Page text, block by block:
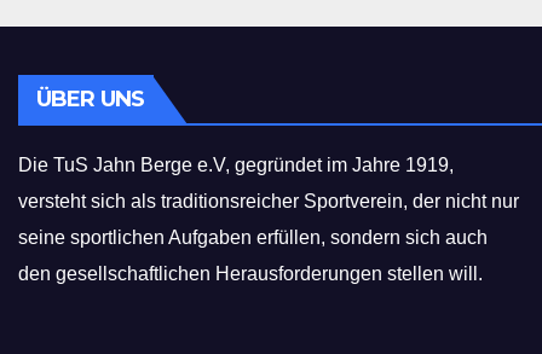
ÜBER UNS
Die TuS Jahn Berge e.V, gegründet im Jahre 1919,
versteht sich als traditionsreicher Sportverein, der nicht nur
seine sportlichen Aufgaben erfüllen, sondern sich auch
den gesellschaftlichen Herausforderungen stellen will.